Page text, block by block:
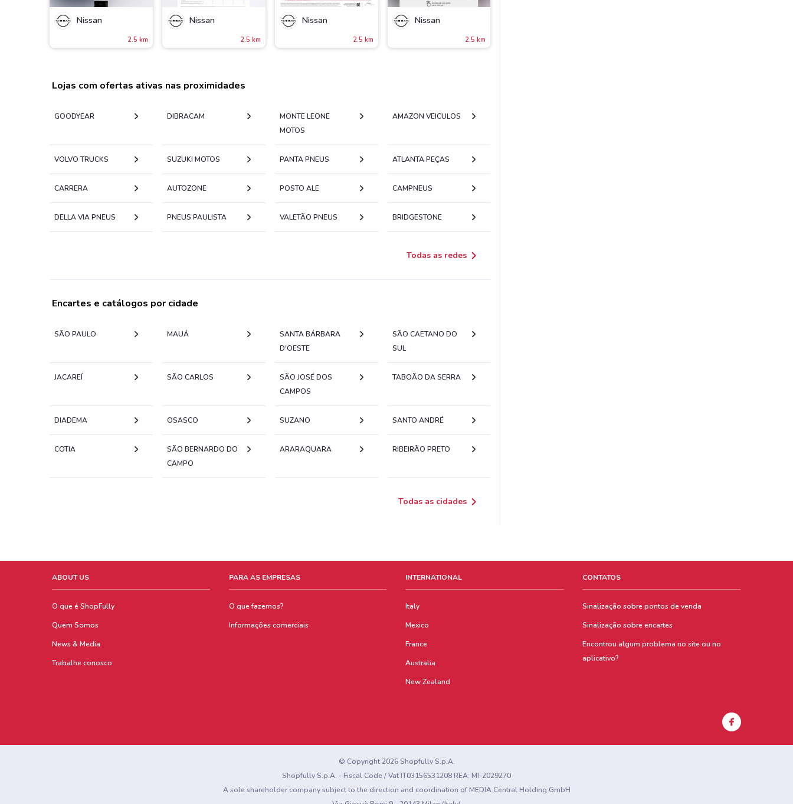
Nissan
2.5 km
Nissan
2.5 km
Nissan
2.5 km
Nissan
2.5 km
Lojas com ofertas ativas nas proximidades
GOODYEAR DIBRACAM
MONTE LEONE
MOTOS
AMAZON VEICULOS
VOLVO TRUCKS SUZUKI MOTOS PANTA PNEUS ATLANTA PEÇAS
CARRERA AUTOZONE POSTO ALE CAMPNEUS
DELLA VIA PNEUS PNEUS PAULISTA VALETÃO PNEUS BRIDGESTONE
Todas as redes
Encartes e catálogos por cidade
SÃO PAULO MAUÁ
SANTA BÁRBARA
D'OESTE
SÃO CAETANO DO
SUL
JACAREÍ SÃO CARLOS
SÃO JOSÉ DOS
CAMPOS
TABOÃO DA SERRA
DIADEMA OSASCO SUZANO SANTO ANDRÉ
COTIA
SÃO BERNARDO DO
CAMPO
ARARAQUARA RIBEIRÃO PRETO
Todas as cidades
ABOUT US
O que é ShopFully
Quem Somos
News & Media
Trabalhe conosco
PARA AS EMPRESAS
O que fazemos?
Informações comerciais
INTERNATIONAL
Italy
Mexico
France
Australia
New Zealand
CONTATOS
Sinalização sobre pontos de venda
Sinalização sobre encartes
Encontrou algum problema no site ou no
aplicativo?
© Copyright 2026 Shopfully S.p.A.
Shopfully S.p.A. - Fiscal Code / Vat IT03156531208 REA: MI-2029270
A sole shareholder company subject to the direction and coordination of MEDIA Central Holding GmbH